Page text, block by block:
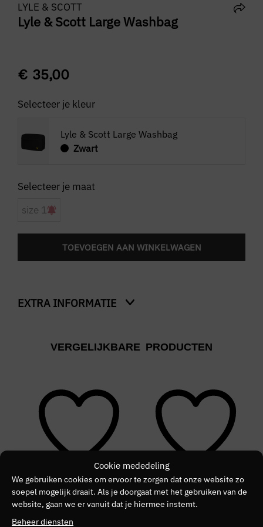
Cookie mededeling
We gebruiken cookies om ervoor te zorgen dat onze website zo
soepel mogelijk draait. Als je doorgaat met het gebruiken van de
website, gaan we er vanuit dat je hiermee instemt.
Beheer diensten
LYLE & SCOTT
Lyle & Scott Large Washbag
€ 35,00
Selecteer je kleur
Lyle & Scott Large Washbag
Zwart
size 1
TOEVOEGEN AAN WINKELWAGEN
EXTRA INFORMATIE
Zwart
LYLE & SCOTT
Kleurnummer
572
VERGELIJKBARE PRODUCTEN
NIEUW SALE